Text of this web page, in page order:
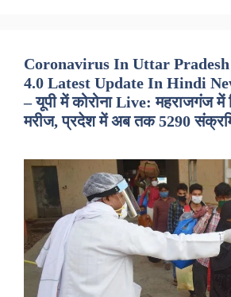
Coronavirus In Uttar
4.0 Latest Update In Hindi
– यूपी में कोरोना Live: महराजगंज
मरीज, प्रदेश में अब तक 5290